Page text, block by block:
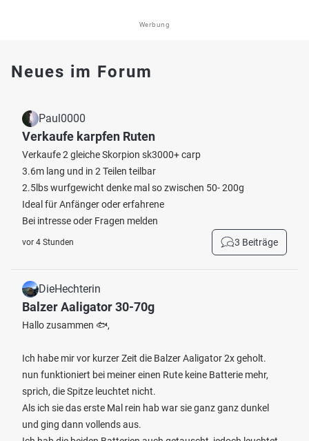
Werbung
Neues im Forum
Paul0000
Verkaufe karpfen Ruten
Verkaufe 2 gleiche Skorpion sk3000+ carp
3.6m lang und in 2 Teilen teilbar
2.5lbs wurfgewicht denke mal so zwischen 50- 200g
Ideal für Anfänger oder erfahrene
Bei intresse oder Fragen melden
vor 4 Stunden 3 Beiträge
DieHechterin
Balzer Aaligator 30-70g
Hallo zusammen 🐟,
Ich habe mir vor kurzer Zeit die Balzer Aaligator 2x geholt.
nun funktioniert bei meiner einen Rute keine Batterie mehr,
sprich, die Spitze leuchtet nicht.
Als ich sie das erste Mal rein hab war sie ganz ganz dunkel
und ging dann vollends aus.